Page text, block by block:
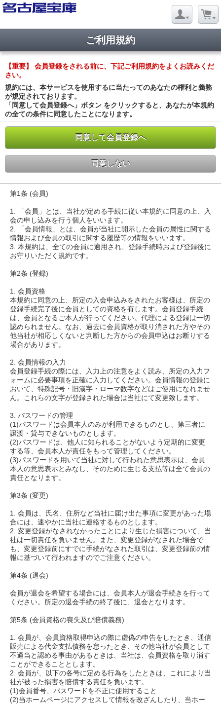
ご利用規約
【重要】 会員登録をされる前に、下記ご利用規約をよくお読みくだ
さい。
規約には、本サービスを使用するに当たってのあなたの権利と義務
が規定されております。
「同意して会員登録へ」ボタン をクリックすると、あなたが本規約
の全ての条件に同意したことになります。
同意して会員登録へ
同意しない
第1条 (会員)
1. 「会員」とは、当社が定める手続に従い本規約に同意の上、入
会の申し込みを行う個人をいいます。
2. 「会員情報」とは、会員が当社に開示した会員の属性に関する
情報および会員の取引に関する履歴等の情報をいいます。
3. 本規約は、全ての会員に適用され、登録手続時および登録後に
お守りいただく規約です。
第2条 (登録)
1. 会員資格
本規約に同意の上、所定の入会申込みをされたお客様は、所定の
登録手続完了後に会員としての資格を有します。会員登録手続
は、会員となるご本人が行ってください。代理による登録は一切
認められません。なお、過去に会員資格が取り消された方やその
他当社が相応しくないと判断した方からの会員申込はお断りする
場合があります。
2. 会員情報の入力
会員登録手続の際には、入力上の注意をよく読み、所定の入力フ
ォームに必要事項を正確に入力してください。会員情報の登録に
おいて、特殊記号・旧漢字・ローマ数字などはご使用になれませ
ん。これらの文字が登録された場合は当社にて変更致します。
3. パスワードの管理
(1)パスワードは会員本人のみが利用できるものとし、第三者に
譲渡・貸与できないものとします。
(2)パスワードは、他人に知られることがないよう定期的に変更
する等、会員本人が責任をもって管理してください。
(3)パスワードを用いて当社に対して行われた意思表示は、会員
本人の意思表示とみなし、そのために生じる支払等は全て会員の
責任となります。
第3条 (変更)
1. 会員は、氏名、住所など当社に届け出た事項に変更があった場
合には、速やかに当社に連絡するものとします。
2. 変更登録がなされなかったことにより生じた損害について、当
社は一切責任を負いません。また、変更登録がなされた場合で
も、変更登録前にすでに手続がなされた取引は、変更登録前の情
報に基づいて行われますのでご注意ください。
第4条 (退会)
会員が退会を希望する場合には、会員本人が退会手続きを行って
ください。所定の退会手続の終了後に、退会となります。
第5条 (会員資格の喪失及び賠償義務)
1. 会員が、会員資格取得申込の際に虚偽の申告をしたとき、通信
販売による代金支払債務を怠ったとき、その他当社が会員として
不適当と認める事由があるときは、当社は、会員資格を取り消す
ことができることとします。
2. 会員が、以下の各号に定める行為をしたときは、これにより当
社が被った損害を賠償する責任を負います。
(1)会員番号、パスワードを不正に使用すること
(2)当ホームページにアクセスして情報を改ざんしたり、当ホー